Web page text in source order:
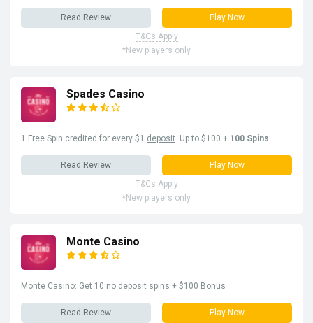
Read Review
Play Now
T&Cs Apply
*New players only
Spades Casino
1 Free Spin credited for every $1 deposit. Up to $100 + 100 Spins
Read Review
Play Now
T&Cs Apply
*New players only
Monte Casino
Monte Casino: Get 10 no deposit spins + $100 Bonus
Read Review
Play Now